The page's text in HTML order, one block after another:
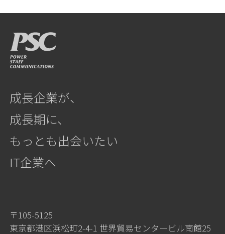
成長企業が、
成長期に、
もっとも出会いたい
IT企業へ
〒105-5125
東京都港区浜松町2-4-1 世界貿易センタービル南館25